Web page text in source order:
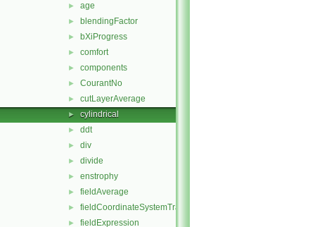
► age
► blendingFactor
► bXiProgress
► comfort
► components
► CourantNo
► cutLayerAverage
► cylindrical
► ddt
► div
► divide
► enstrophy
► fieldAverage
► fieldCoordinateSystemTransform
► fieldExpression